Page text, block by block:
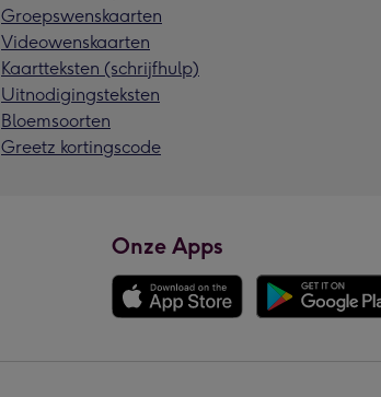
Groepswenskaarten
Videowenskaarten
Kaartteksten (schrijfhulp)
Uitnodigingsteksten
Bloemsoorten
Greetz kortingscode
Onze Apps